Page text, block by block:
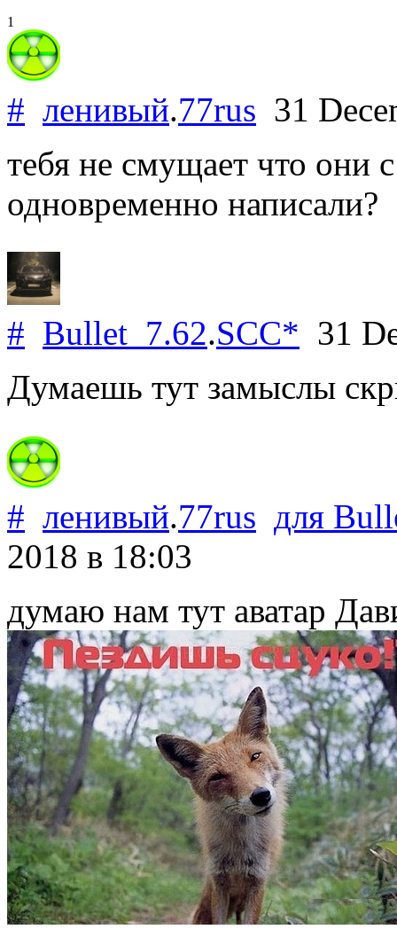
1
# ленивый.77rus 31
тебя не смущает что они
одновременно написали?
# Bullet_7.62.SCC* 31
Думаешь тут замыслы
# ленивый.77rus для
2018 в 18:03
думаю нам тут аватар